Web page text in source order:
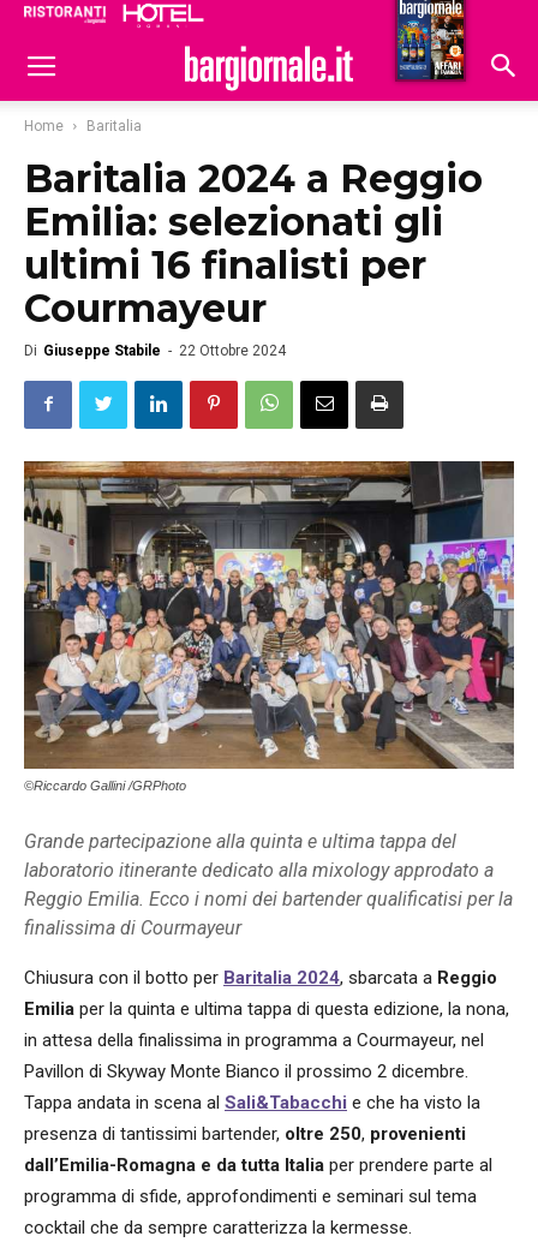
Hoteldomani
Home Baritalia
Baritalia 2024 a Reggio
Emilia: selezionati gli
ultimi 16 finalisti per
Courmayeur
Di Giuseppe Stabile - 22 Ottobre 2024
©Riccardo Gallini /GRPhoto
Grande partecipazione alla quinta e ultima tappa del
laboratorio itinerante dedicato alla mixology approdato a
Reggio Emilia. Ecco i nomi dei bartender qualificatisi per la
finalissima di Courmayeur
Chiusura con il botto per Baritalia 2024, sbarcata a Reggio
Emilia per la quinta e ultima tappa di questa edizione, la nona,
in attesa della finalissima in programma a Courmayeur, nel
Pavillon di Skyway Monte Bianco il prossimo 2 dicembre.
Tappa andata in scena al Sali&Tabacchi e che ha visto la
presenza di tantissimi bartender, oltre 250, provenienti
dall’Emilia-Romagna e da tutta Italia per prendere parte al
programma di sfide, approfondimenti e seminari sul tema
cocktail che da sempre caratterizza la kermesse.